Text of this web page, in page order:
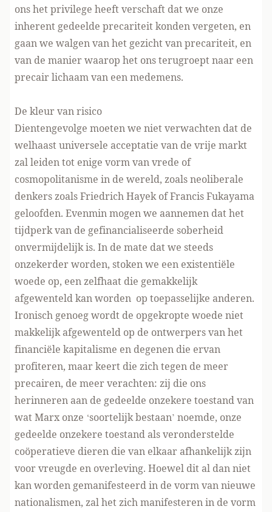
ons het privilege heeft verschaft dat we onze
inherent gedeelde precariteit konden vergeten, en
gaan we walgen van het gezicht van precariteit, en
van de manier waarop het ons terugroept naar een
precair lichaam van een medemens.
De kleur van risico
Dientengevolge moeten we niet verwachten dat de
welhaast universele acceptatie van de vrije markt
zal leiden tot enige vorm van vrede of
cosmopolitanisme in de wereld, zoals neoliberale
denkers zoals Friedrich Hayek of Francis Fukayama
geloofden. Evenmin mogen we aannemen dat het
tijdperk van de gefinancialiseerde soberheid
onvermijdelijk is. In de mate dat we steeds
onzekerder worden, stoken we een existentiële
woede op, een zelfhaat die gemakkelijk
afgewenteld kan worden op toepasselijke anderen.
Ironisch genoeg wordt de opgekropte woede niet
makkelijk afgewenteld op de ontwerpers van het
financiële kapitalisme en degenen die ervan
profiteren, maar keert die zich tegen de meer
precairen, de meer verachten: zij die ons
herinneren aan de gedeelde onzekere toestand van
wat Marx onze ‘soortelijk bestaan’ noemde, onze
gedeelde onzekere toestand als veronderstelde
coöperatieve dieren die van elkaar afhankelijk zijn
voor vreugde en overleving. Hoewel dit al dan niet
kan worden gemanifesteerd in de vorm van nieuwe
nationalismen, zal het zich manifesteren in de vorm